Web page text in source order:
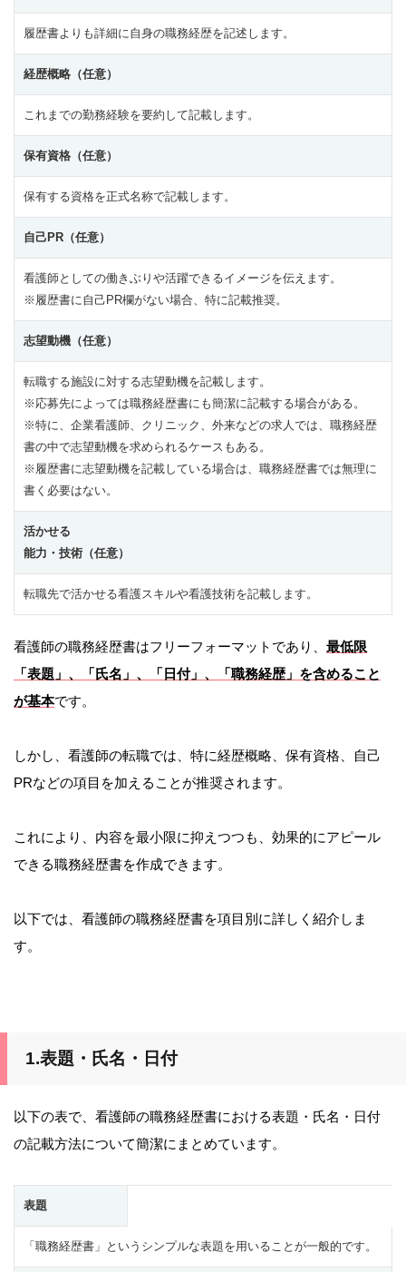
履歴書よりも詳細に自身の職務経歴を記述します。
経歴概略（任意）
これまでの勤務経験を要約して記載します。
保有資格（任意）
保有する資格を正式名称で記載します。
自己PR（任意）
看護師としての働きぶりや活躍できるイメージを伝えます。
※履歴書に自己PR欄がない場合、特に記載推奨。
志望動機（任意）
転職する施設に対する志望動機を記載します。
※応募先によっては職務経歴書にも簡潔に記載する場合がある。
※特に、企業看護師、クリニック、外来などの求人では、職務経歴
書の中で志望動機を求められるケースもある。
※履歴書に志望動機を記載している場合は、職務経歴書では無理に
書く必要はない。
活かせる
能力・技術（任意）
転職先で活かせる看護スキルや看護技術を記載します。
看護師の職務経歴書はフリーフォーマットであり、 最低限
「表題」、「氏名」、「日付」、「職務経歴」を含めること
が基本です。
しかし、看護師の転職では、特に経歴概略、保有資格、自己
PRなどの項目を加えることが推奨されます。
これにより、内容を最小限に抑えつつも、効果的にアピール
できる職務経歴書を作成できます。
以下では、看護師の職務経歴書を項目別に詳しく紹介しま
す。
1.表題・氏名・日付
以下の表で、看護師の職務経歴書における表題・氏名・日付
の記載方法について簡潔にまとめています。
表題
「職務経歴書」というシンプルな表題を用いることが一般的です。